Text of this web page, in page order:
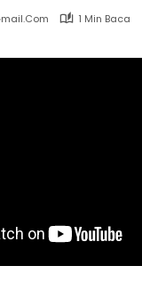
1 Min Baca